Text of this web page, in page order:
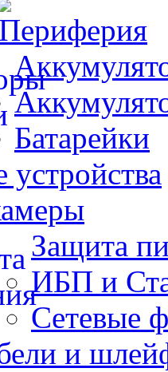
Батарейки
устройства
Защита
ИБП и
Сетевые
и